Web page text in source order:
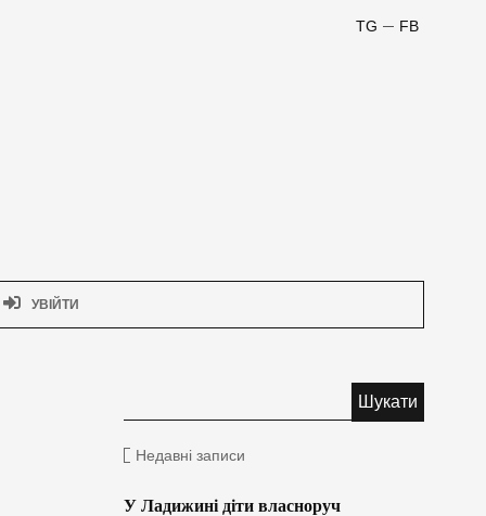
FB
TG
УВІЙТИ
Недавні записи
У Ладижині діти власноруч